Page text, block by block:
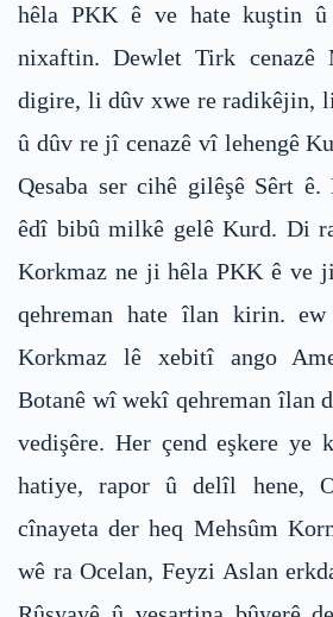
hêla PKK ê ve hate kuştin û
nixaftin. Dewlet Tirk cenazê
digire, li dûv xwe re radikêjin,
û dûv re jî cenazê vî lehengê
Qesaba ser cihê gilêşê Sêrt
êdî bibû milkê gelê Kurd. Di
Korkmaz ne ji hêla PKK ê ve
qehreman hate îlan kirin. ew
Korkmaz lê xebitî ango
Botanê wî wekî qehreman îlan
vedişêre. Her çend eşkere ye
hatiye, rapor û delîl hene,
cînayeta der heq Mehsûm
wê ra Ocelan, Feyzi Aslan